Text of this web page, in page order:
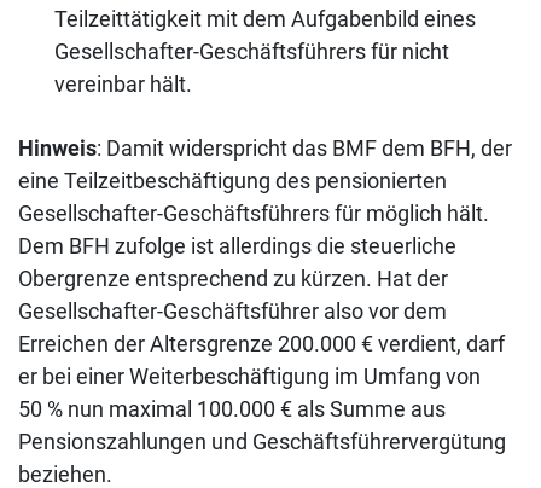
Teilzeittätigkeit mit dem Aufgabenbild eines
Gesellschafter-Geschäftsführers für nicht
vereinbar hält.
Hinweis: Damit widerspricht das BMF dem BFH, der
eine Teilzeitbeschäftigung des pensionierten
Gesellschafter-Geschäftsführers für möglich hält.
Dem BFH zufolge ist allerdings die steuerliche
Obergrenze entsprechend zu kürzen. Hat der
Gesellschafter-Geschäftsführer also vor dem
Erreichen der Altersgrenze 200.000 € verdient, darf
er bei einer Weiterbeschäftigung im Umfang von
50 % nun maximal 100.000 € als Summe aus
Pensionszahlungen und Geschäftsführervergütung
beziehen.